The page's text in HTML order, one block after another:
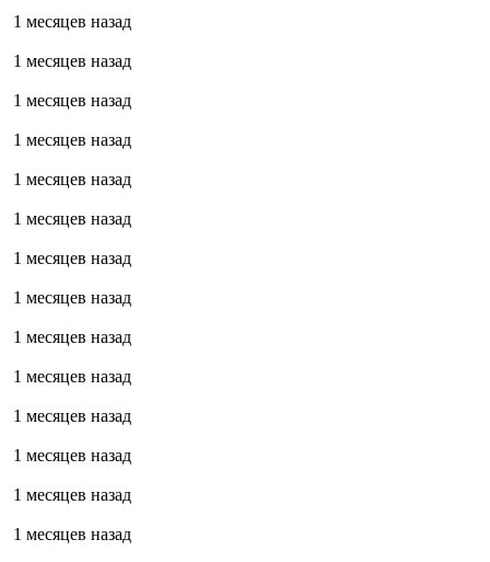
1 месяцев назад
1 месяцев назад
1 месяцев назад
1 месяцев назад
1 месяцев назад
1 месяцев назад
1 месяцев назад
1 месяцев назад
1 месяцев назад
1 месяцев назад
1 месяцев назад
1 месяцев назад
1 месяцев назад
1 месяцев назад